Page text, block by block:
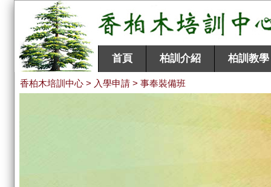
首頁 柏訓介紹 柏訓教學
香柏木培訓中心 > 入學申請 > 事奉裝備班